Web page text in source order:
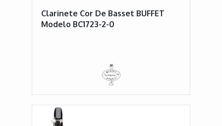
Clarinete Cor De Basset BUFFET
Modelo BC1723-2-0